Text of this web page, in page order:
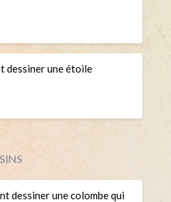
dessiner une étoile
dessiner une colombe qui